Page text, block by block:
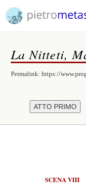
La Nitteti,
Permalink:https://
SCENA VIII